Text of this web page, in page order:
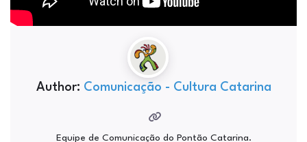
Author: Comunicação - Cultura Catarina
Equipe de Comunicação do Pontão Catarina.